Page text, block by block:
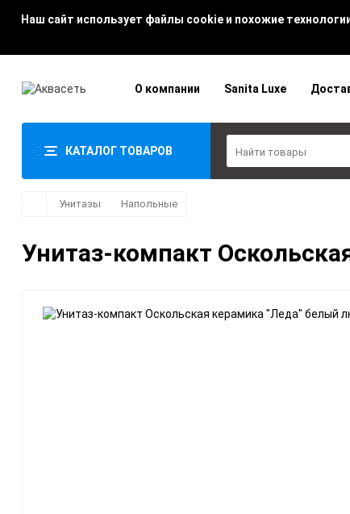
Наш сайт использует файлы cookie и похожие
О компании Sanita Luxe
КАТАЛОГ ТОВАРОВ
Унитазы Напольные
Унитаз-компакт